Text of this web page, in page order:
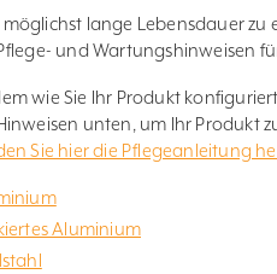
möglichst lange Lebensdauer
und Wartungshinweisen
wie Sie Ihr Produkt
unten, um Ihr Produkt
Sie hier die Pflegeanleitung
Aluminium